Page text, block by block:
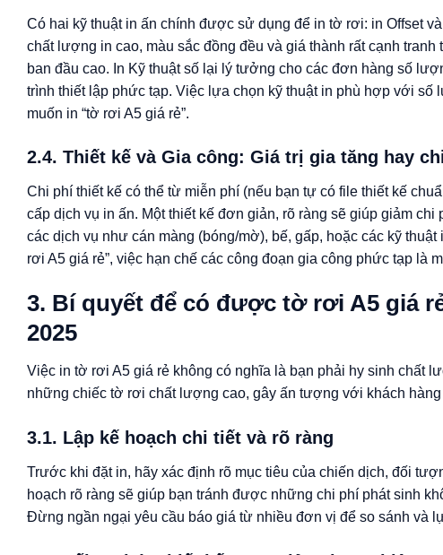
Có hai kỹ thuật in ấn chính được sử dụng để in tờ rơi: in Offset
chất lượng in cao, màu sắc đồng đều và giá thành rất cạnh
ban đầu cao. In Kỹ thuật số lại lý tưởng cho các đơn hàng số
trình thiết lập phức tạp. Việc lựa chọn kỹ thuật in phù hợp với
muốn in “tờ rơi A5 giá rẻ”.
2.4. Thiết kế và Gia công: Giá trị gia tăng hay
Chi phí thiết kế có thể từ miễn phí (nếu bạn tự có file thiết kế
cấp dịch vụ in ấn. Một thiết kế đơn giản, rõ ràng sẽ giúp giảm
các dịch vụ như cán màng (bóng/mờ), bế, gấp, hoặc các kỹ
rơi A5 giá rẻ”, việc hạn chế các công đoạn gia công phức tạp là
3. Bí quyết để có được tờ rơi A5 giá
2025
Việc in tờ rơi A5 giá rẻ không có nghĩa là bạn phải hy sinh chất
những chiếc tờ rơi chất lượng cao, gây ấn tượng với khách
3.1. Lập kế hoạch chi tiết và rõ ràng
Trước khi đặt in, hãy xác định rõ mục tiêu của chiến dịch, đối
hoạch rõ ràng sẽ giúp bạn tránh được những chi phí phát sinh
Đừng ngần ngại yêu cầu báo giá từ nhiều đơn vị để so sánh và